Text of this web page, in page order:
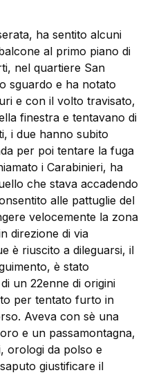
ha sentito alcuni
al primo piano di
nel quartiere San
sguardo e ha notato
e con il volto travisato,
finestra e tentavano di
i due hanno subito
per poi tentare la fuga
i Carabinieri, ha
che stava accadendo
alle pattuglie del
velocemente la zona
direzione di via
è riuscito a dileguarsi, il
è stato
un 22enne di origini
per tentato furto in
Aveva con sè una
e un passamontagna,
orologi da polso e
giustificare il